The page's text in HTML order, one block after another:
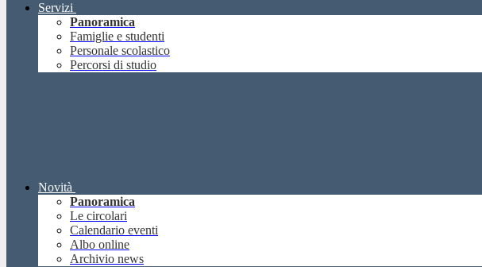
Servizi
Panoramica
Famiglie e studenti
Personale scolastico
Percorsi di studio
Novità
Panoramica
Le circolari
Calendario eventi
Albo online
Archivio news